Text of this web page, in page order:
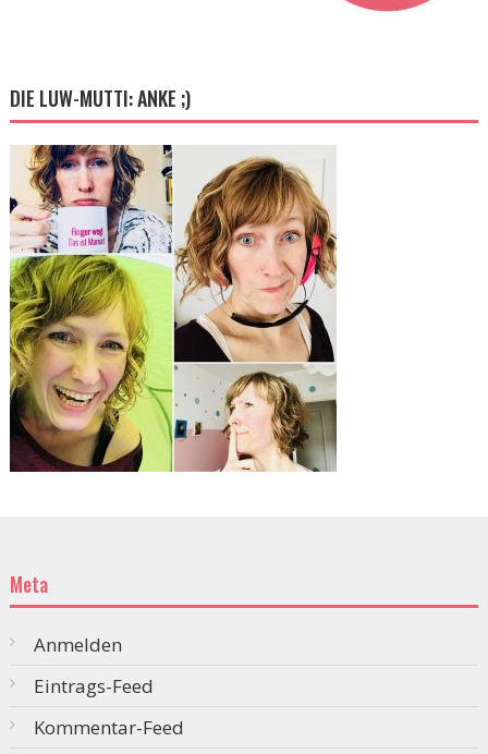
DIE LUW-MUTTI: ANKE ;)
Meta
Anmelden
Eintrags-Feed
Kommentar-Feed